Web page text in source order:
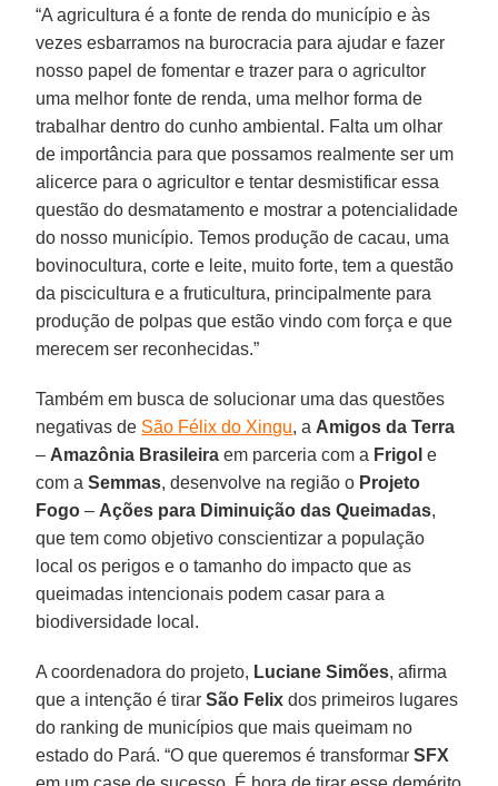
“A agricultura é a fonte de renda do município e às
vezes esbarramos na burocracia para ajudar e fazer
nosso papel de fomentar e trazer para o agricultor
uma melhor fonte de renda, uma melhor forma de
trabalhar dentro do cunho ambiental. Falta um olhar
de importância para que possamos realmente ser um
alicerce para o agricultor e tentar desmistificar essa
questão do desmatamento e mostrar a potencialidade
do nosso município. Temos produção de cacau, uma
bovinocultura, corte e leite, muito forte, tem a questão
da piscicultura e a fruticultura, principalmente para
produção de polpas que estão vindo com força e que
merecem ser reconhecidas.”
Também em busca de solucionar uma das questões
negativas de São Félix do Xingu, a Amigos da Terra
– Amazônia Brasileira em parceria com a Frigol e
com aSemmas, desenvolve na região o Projeto
Fogo – Ações para Diminuição das Queimadas,
que tem como objetivo conscientizar a população
local os perigos e o tamanho do impacto que as
queimadas intencionais podem casar para a
biodiversidade local.
A coordenadora do projeto, Luciane Simões, afirma
que a intenção é tirarSão Felix dos primeiros lugares
do ranking de municípios que mais queimam no
estado do Pará. “O que queremos é transformarSFX